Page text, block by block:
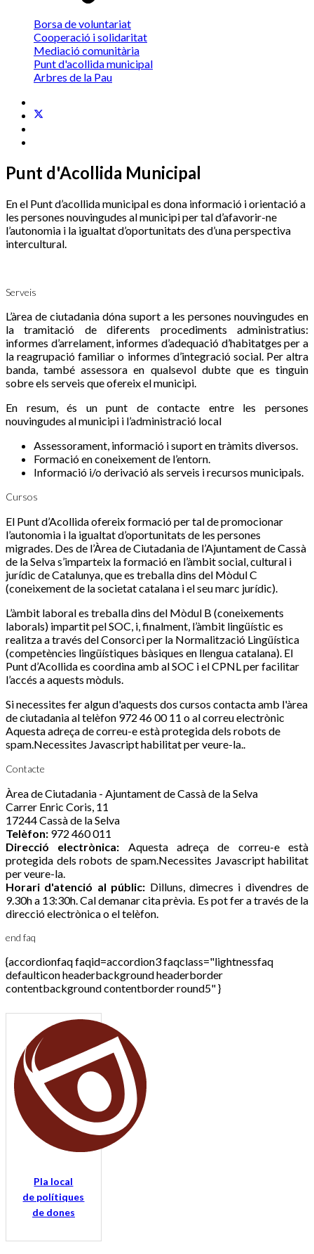
Borsa de voluntariat
Cooperació i solidaritat
Mediació comunitària
Punt d'acollida municipal
Arbres de la Pau
Punt d'Acollida Municipal
En el Punt d’acollida municipal es dona informació i orientació a
les persones nouvingudes al municipi per tal d’afavorir-ne
l’autonomia i la igualtat d’oportunitats des d’una perspectiva
intercultural.
Serveis
L’àrea de ciutadania dóna suport a les persones nouvingudes en
la tramitació de diferents procediments administratius:
informes d’arrelament, informes d’adequació d’habitatges per a
la reagrupació familiar o informes d’integració social. Per altra
banda, també assessora en qualsevol dubte que es tinguin
sobre els serveis que ofereix el municipi.
En resum, és un punt de contacte entre les persones
nouvingudes al municipi i l’administració local
Assessorament, informació i suport en tràmits diversos.
Formació en coneixement de l’entorn.
Informació i/o derivació als serveis i recursos municipals.
Cursos
El Punt d’Acollida ofereix formació per tal de promocionar
l’autonomia i la igualtat d’oportunitats de les persones
migrades. Des de l’Àrea de Ciutadania de l’Ajuntament de Cassà
de la Selva s’imparteix la formació en l’àmbit social, cultural i
jurídic de Catalunya, que es treballa dins del Mòdul C
(coneixement de la societat catalana i el seu marc jurídic).
L’àmbit laboral es treballa dins del Mòdul B (coneixements
laborals) impartit pel SOC, i, finalment, l’àmbit lingüístic es
realitza a través del Consorci per la Normalització Lingüística
(competències lingüístiques bàsiques en llengua catalana). El
Punt d’Acollida es coordina amb al SOC i el CPNL per facilitar
l’accés a aquests mòduls.
Si necessites fer algun d'aquests dos cursos contacta amb l'àrea
de ciutadania al telèfon 972 46 00 11 o al correu electrònic
Aquesta adreça de correu-e està protegida dels robots de
spam.Necessites Javascript habilitat per veure-la..
Contacte
Àrea de Ciutadania - Ajuntament de Cassà de la Selva
Carrer Enric Coris, 11
17244 Cassà de la Selva
Telèfon: 972 460 011
Direcció electrònica:
Aquesta adreça de correu-e està
protegida dels robots de spam.Necessites Javascript habilitat
per veure-la.
Horari d'atenció al públic: Dilluns, dimecres i divendres de
9.30h a 13:30h. Cal demanar cita prèvia. Es pot fer a través de la
direcció electrònica o el telèfon.
end faq
{accordionfaq faqid=accordion3 faqclass="lightnessfaq
defaulticon headerbackground headerborder
contentbackground contentborder round5" }
Pla local
de polítiques
de dones